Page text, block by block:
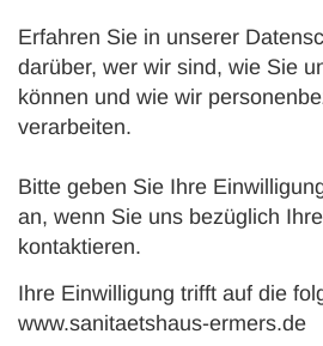
Erfahren Sie in unserer
darüber, wer wir sind, wie Sie
können und wie wir
verarbeiten.
Bitte geben Sie Ihre
an, wenn Sie uns bezüglich
kontaktieren.
Ihre Einwilligung trifft auf die
www.sanitaetshaus-ermers.de